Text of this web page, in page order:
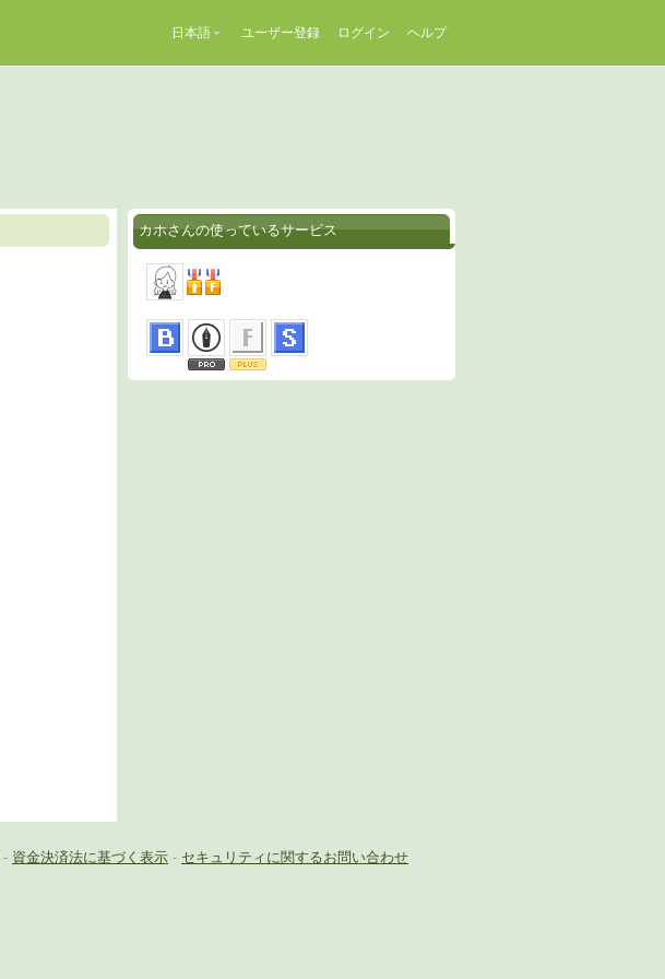
日本語 ユーザー登録 ログイン ヘルプ
カホさんの使っているサービス
- 資金決済法に基づく表示 - セキュリティに関するお問い合わせ